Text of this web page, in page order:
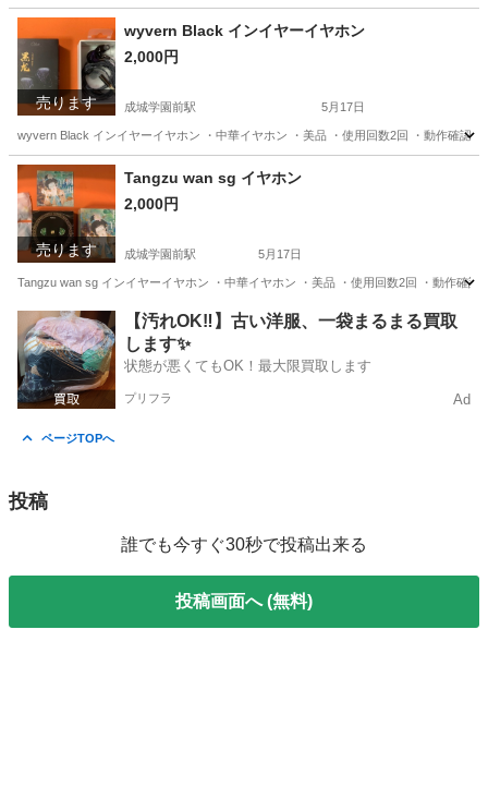
売ります
wyvern Black インイヤーイヤホン
2,000円
成城学園前駅 5月17日
wyvern Black インイヤーイヤホン ・中華イヤホン ・美品 ・使用回数2回 ・動作確認
東京 世田谷区 オーディオ
売ります
Tangzu wan sg イヤホン
2,000円
成城学園前駅 5月17日
Tangzu wan sg インイヤーイヤホン ・中華イヤホン ・美品 ・使用回数2回 ・動作確
東京 世田谷区 成城学園前駅 オーディオ イヤホン
【汚れOK‼️】古い洋服、一袋まるまる買取
します✨
状態が悪くてもOK！最大限買取します
プリフラ Ad
ページTOPへ
投稿
誰でも今すぐ30秒で投稿出来る
投稿画面へ (無料)